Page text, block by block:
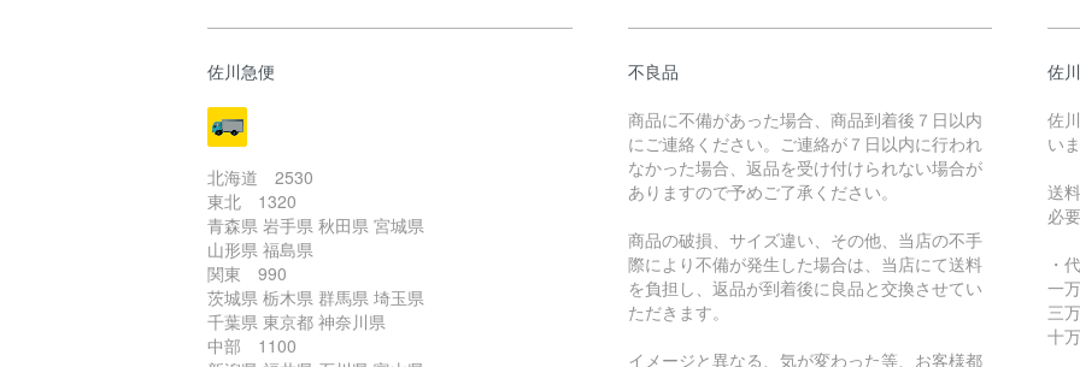
佐川急便
北海道 2530
東北 1320
青森県 岩手県 秋田県 宮城県
山形県 福島県
関東 990
茨城県 栃木県 群馬県 埼玉県
千葉県 東京都 神奈川県
中部 1100
不良品
商品に不備があった場合、商品到着後７日以内
にご連絡ください。ご連絡が７日以内に行われ
なかった場合、返品を受け付けられない場合が
ありますので予めご了承ください。
商品の破損、サイズ違い、その他、当店の不手
際により不備が発生した場合は、当店にて送料
を負担し、返品が到着後に良品と交換させてい
ただきます。
イメージと異なる、気が変わった等、お客様都
佐
佐
い
送
必
・
一
三
十